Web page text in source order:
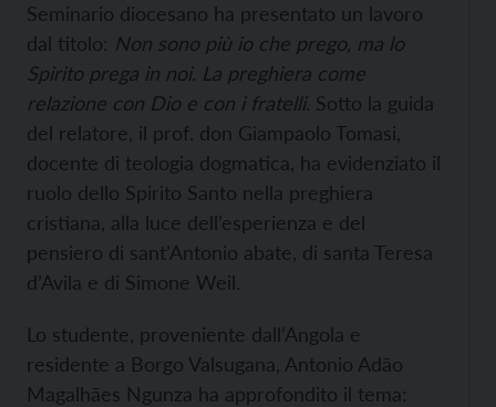
Seminario diocesano ha presentato un lavoro
dal titolo: Non sono più io che prego, ma lo
Spirito prega in noi. La preghiera come
relazione con Dio e con i fratelli. Sotto la guida
del relatore, il prof. don Giampaolo Tomasi,
docente di teologia dogmatica, ha evidenziato il
ruolo dello Spirito Santo nella preghiera
cristiana, alla luce dell’esperienza e del
pensiero di sant’Antonio abate, di santa Teresa
d’Avila e di Simone Weil.
Lo studente, proveniente dall’Angola e
residente a Borgo Valsugana, Antonio Adāo
Magalhāes Ngunza ha approfondito il tema: